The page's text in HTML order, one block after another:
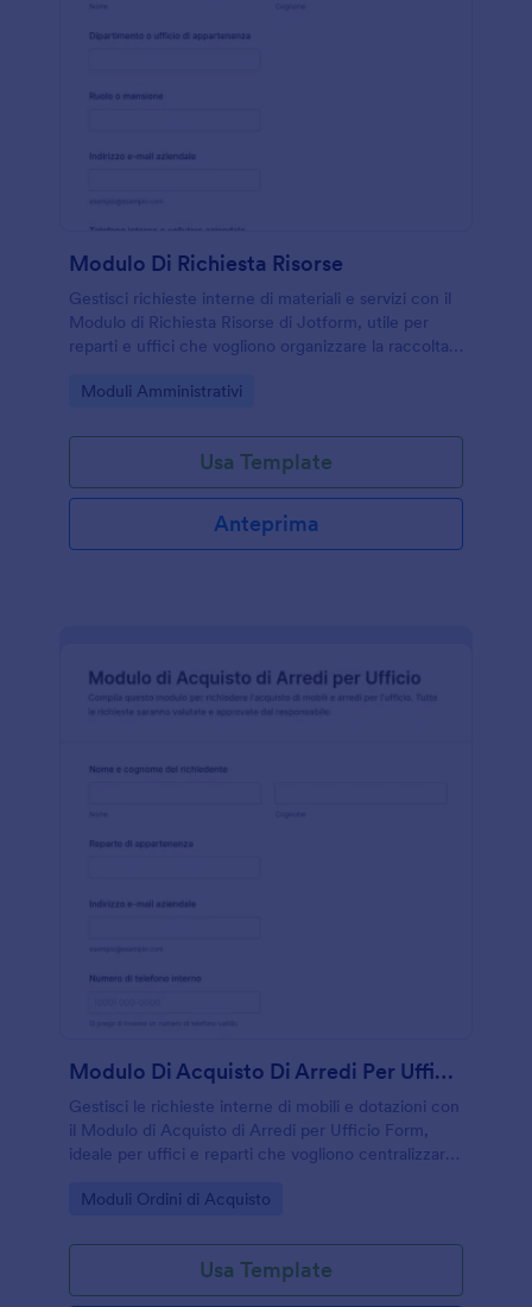
Modulo Di Richiesta Risorse
Gestisci richieste interne di materiali e servizi con il
Modulo di Richiesta Risorse di Jotform, utile per
reparti e uffici che vogliono organizzare la raccolta
Go to Category:
Moduli Amministrativi
Usa Template
Anteprima
Modulo Di Acquisto Di Arredi Per Ufficio
Gestisci le richieste interne di mobili e dotazioni con
il Modulo di Acquisto di Arredi per Ufficio Form,
ideale per uffici e reparti che vogliono centralizzare
Jotform.
Go to Category:
Moduli Ordini di Acquisto
Usa Template